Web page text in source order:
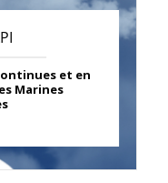
et en
Marines